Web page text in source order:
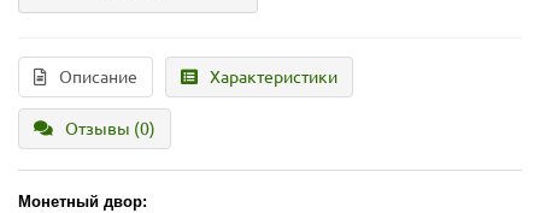
Описание Характеристики
Отзывы (0)
Монетный двор: